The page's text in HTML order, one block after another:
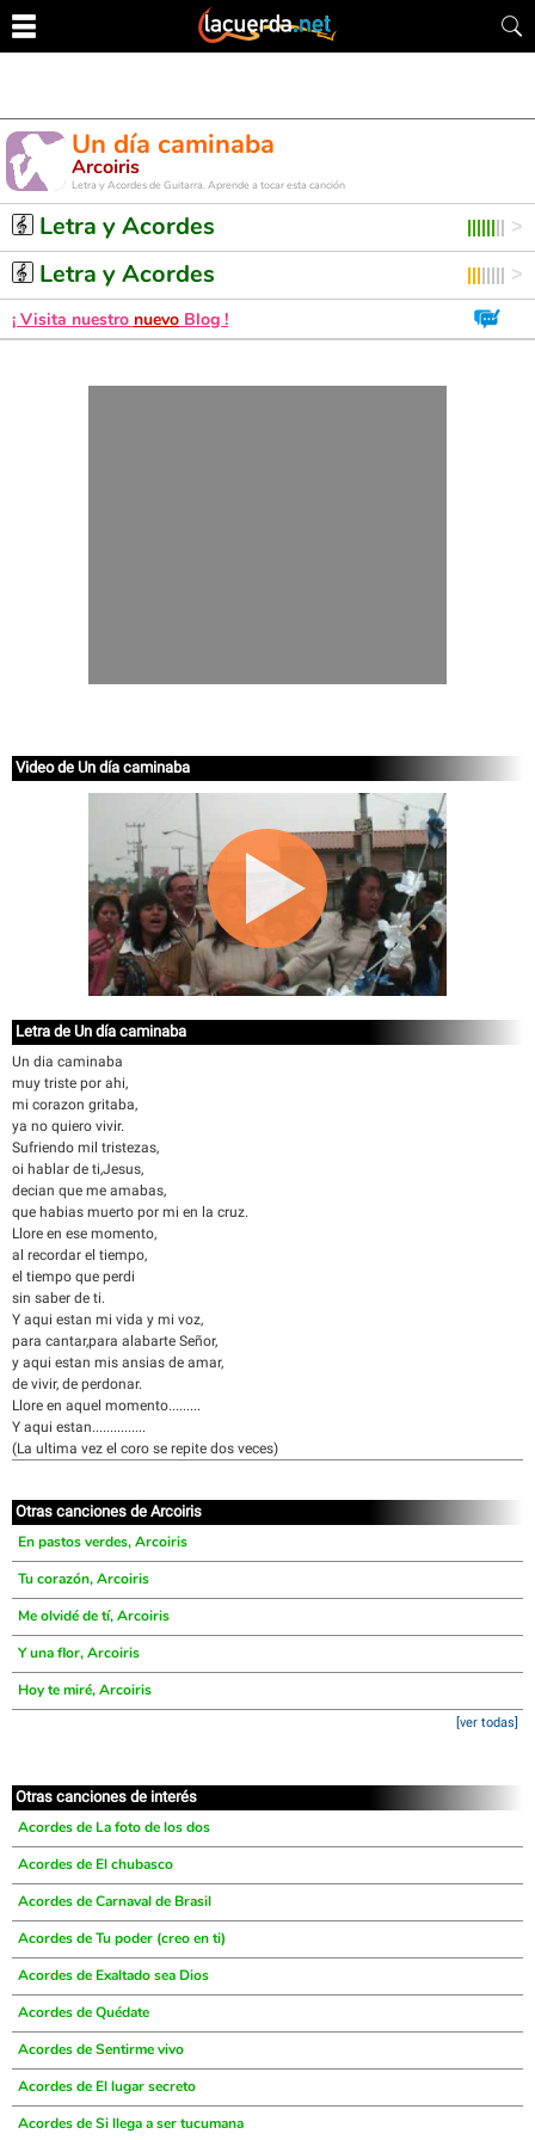
Un día caminaba
Arcoiris
Letra y Acordes de Guitarra. Aprende a tocar esta canción
Letra y Acordes
Letra y Acordes
¡ Visita nuestro nuevo Blog !
Video de Un día caminaba
Letra de Un día caminaba
Un dia caminaba
muy triste por ahi,
mi corazon gritaba,
ya no quiero vivir.
Sufriendo mil tristezas,
oi hablar de ti,Jesus,
decian que me amabas,
que habias muerto por mi en la cruz.
Llore en ese momento,
al recordar el tiempo,
el tiempo que perdi
sin saber de ti.
Y aqui estan mi vida y mi voz,
para cantar,para alabarte Señor,
y aqui estan mis ansias de amar,
de vivir, de perdonar.
Llore en aquel momento.........
Y aqui estan...............
(La ultima vez el coro se repite dos veces)
Otras canciones de Arcoiris
En pastos verdes, Arcoiris
Tu corazón, Arcoiris
Me olvidé de tí, Arcoiris
Y una flor, Arcoiris
Hoy te miré, Arcoiris
[ver todas]
Otras canciones de interés
Acordes de La foto de los dos
Acordes de El chubasco
Acordes de Carnaval de Brasil
Acordes de Tu poder (creo en ti)
Acordes de Exaltado sea Dios
Acordes de Quédate
Acordes de Sentirme vivo
Acordes de El lugar secreto
Acordes de Si llega a ser tucumana